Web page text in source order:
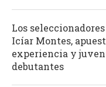
Los
Icíar Montes,
experiencia y
debutantes